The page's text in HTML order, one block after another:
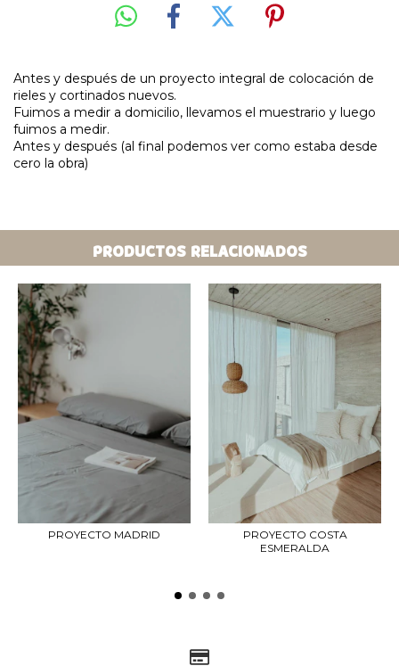
Antes y después de un proyecto integral de colocación de
rieles y cortinados nuevos.
Fuimos a medir a domicilio, llevamos el muestrario y luego
fuimos a medir.
Antes y después (al final podemos ver como estaba desde
cero la obra)
PRODUCTOS RELACIONADOS
PROYECTO MADRID
PROYECTO COSTA
ESMERALDA